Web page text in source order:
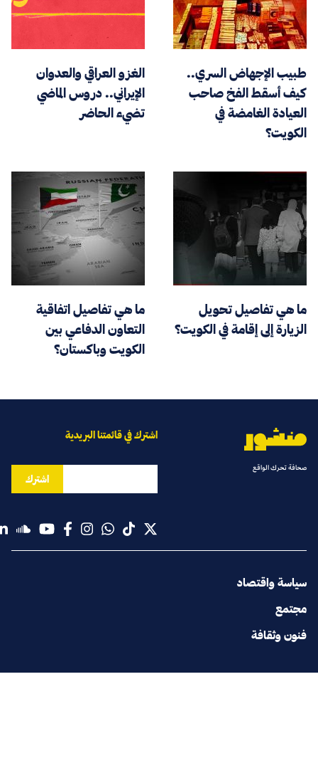
طبيب الإجهاض السري..
كيف أسقط الفخ صاحب
العيادة الغامضة في
الكويت؟
الغزو العراقي والعدوان
الإيراني.. دروس الماضي
تضيء الحاضر
ما هي تفاصيل تحويل
الزيارة إلى إقامة في الكويت؟
ما هي تفاصيل اتفاقية
التعاون الدفاعي بين
الكويت وباكستان؟
صحافة تحرك الواقع
سياسة واقتصاد
مجتمع
فنون وثقافة
اشترك في قائمتنا البريدية
اشترك